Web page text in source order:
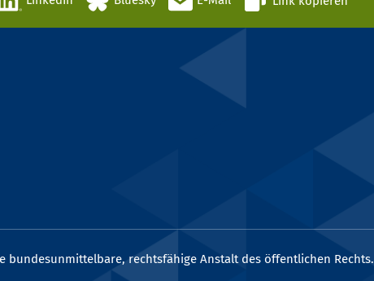
rechtsfähige Anstalt des öffentlichen Rechts.